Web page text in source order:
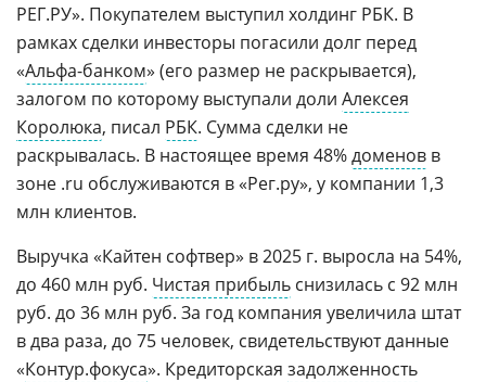
РЕГ.РУ». Покупателем выступил холдинг РБК. В
рамках сделки инвесторы погасили долг перед
«Альфа-банком» (его размер не раскрывается),
залогом по которому выступали доли Алексея
Королюка, писал РБК. Сумма сделки не
раскрывалась. В настоящее время 48%доменов в
зоне .ru обслуживаются в «Рег.ру», у компании 1,3
млн клиентов.
Выручка «Кайтен софтвер» в 2025 г. выросла на 54%,
до 460 млн руб. Чистая прибыль снизилась с 92 млн
руб. до 36 млн руб. За год компания увеличила штат
в два раза, до 75 человек, свидетельствуют данные
«Контур.фокуса». Кредиторская задолженность